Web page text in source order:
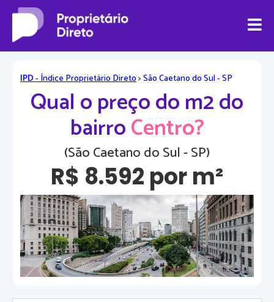
IPD- Índice Proprietário Direto>São Caetano do Sul - SP
Qual o preço do m2 do
bairroCentro?
(São Caetano do Sul - SP)
R$ 8.592 por m²